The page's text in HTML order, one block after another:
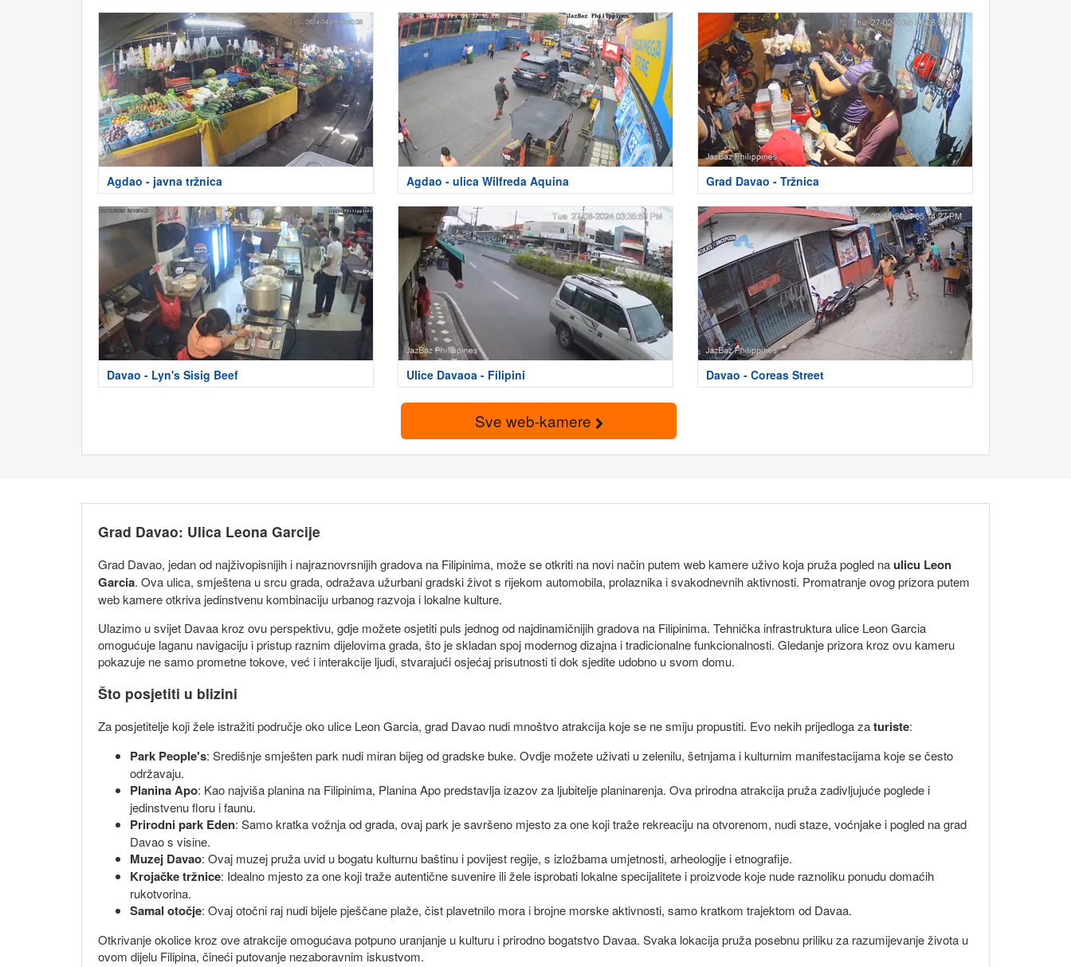
Agdao - javna tržnica Agdao - ulica Wilfreda Aquina Grad Davao - Tržnica
Davao - Lyn's Sisig Beef Ulice Davaoa - Filipini Davao - Coreas Street
Sve web-kamere
Grad Davao: Ulica Leona Garcije
Grad Davao, jedan od najživopisnijih i najraznovrsnijih gradova na Filipinima, može se otkriti na novi način putem web kamere uživo koja pruža pogled naulicu Leon
Garcia. Ova ulica, smještena u srcu grada, odražava užurbani gradski život s rijekom automobila, prolaznika i svakodnevnih aktivnosti. Promatranje ovog prizora putem
web kamere otkriva jedinstvenu kombinaciju urbanog razvoja i lokalne kulture.
Ulazimo u svijet Davaa kroz ovu perspektivu, gdje možete osjetiti puls jednog od najdinamičnijih gradova na Filipinima. Tehnička infrastruktura ulice Leon Garcia
omogućuje laganu navigaciju i pristup raznim dijelovima grada, što je skladan spoj modernog dizajna i tradicionalne funkcionalnosti. Gledanje prizora kroz ovu kameru
pokazuje ne samo prometne tokove, već i interakcije ljudi, stvarajući osjećaj prisutnosti ti dok sjedite udobno u svom domu.
Što posjetiti u blizini
Za posjetitelje koji žele istražiti područje oko ulice Leon Garcia, grad Davao nudi mnoštvo atrakcija koje se ne smiju propustiti. Evo nekih prijedloga zaturiste:
Park People's: Središnje smješten park nudi miran bijeg od gradske buke. Ovdje možete uživati u zelenilu, šetnjama i kulturnim manifestacijama koje se često
održavaju.
Planina Apo: Kao najviša planina na Filipinima, Planina Apo predstavlja izazov za ljubitelje planinarenja. Ova prirodna atrakcija pruža zadivljujuće poglede i
jedinstvenu floru i faunu.
Prirodni park Eden: Samo kratka vožnja od grada, ovaj park je savršeno mjesto za one koji traže rekreaciju na otvorenom, nudi staze, voćnjake i pogled na grad
Davao s visine.
Muzej Davao: Ovaj muzej pruža uvid u bogatu kulturnu baštinu i povijest regije, s izložbama umjetnosti, arheologije i etnografije.
Krojačke tržnice: Idealno mjesto za one koji traže autentične suvenire ili žele isprobati lokalne specijalitete i proizvode koje nude raznoliku ponudu domaćih
rukotvorina.
Samal otočje: Ovaj otočni raj nudi bijele pješčane plaže, čist plavetnilo mora i brojne morske aktivnosti, samo kratkom trajektom od Davaa.
Otkrivanje okolice kroz ove atrakcije omogućava potpuno uranjanje u kulturu i prirodno bogatstvo Davaa. Svaka lokacija pruža posebnu priliku za razumijevanje života u
ovom dijelu Filipina, čineći putovanje nezaboravnim iskustvom.